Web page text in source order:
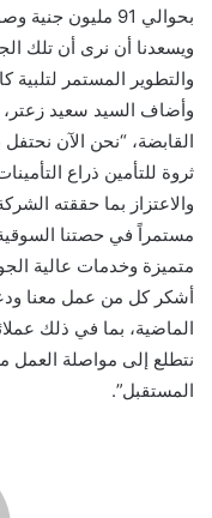
ويسعدنا أن نرى أن تلك
والتطوير المستمر لتلبية
وأضاف السيد سعيد زعتر،
القابضة، “نحن الآن
ثروة للتأمين ذراع
والاعتزاز بما حققته
مستمراً في حصتنا
متميزة وخدمات عالية
أشكر كل من عمل معنا
الماضية، بما في ذلك
نتطلع إلى مواصلة العمل
المستقبل”.